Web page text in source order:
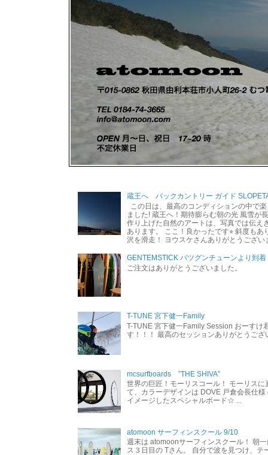
蔵王へ バックカントリー ガイド
この日は、最高のコンディションの中で
ました! 蔵王へ！期待膨らむ朝の光 風雪が
作り上げた自然のアートは、写真では伝え
あります。 ここ！良かったです⭐︎ 斜度もあ
沢を滑走！ ヨウスケさんありがとうござい
GENTEMSTICK バツグンチューンより到着
ご注文はありがとうございました。
T-TUNE 宮下健一Family
T-TUNE 宮下健一Family Session おーすけ
す！！！ 最高のセッションありがとうご
mcsurfboards ”THE SHIVA”
世界の巨匠！モーリスコール！ モーリスに
て、カラーデザインは DOVE 戸倉会長仕様
イメージしたスペシャルボード☆ ...
atomoon サーフィンスクール 9/10
週末は atomoonサーフィンスクール！ 朝
ス３日目の Tさん。 自分で波を見つけ、テ